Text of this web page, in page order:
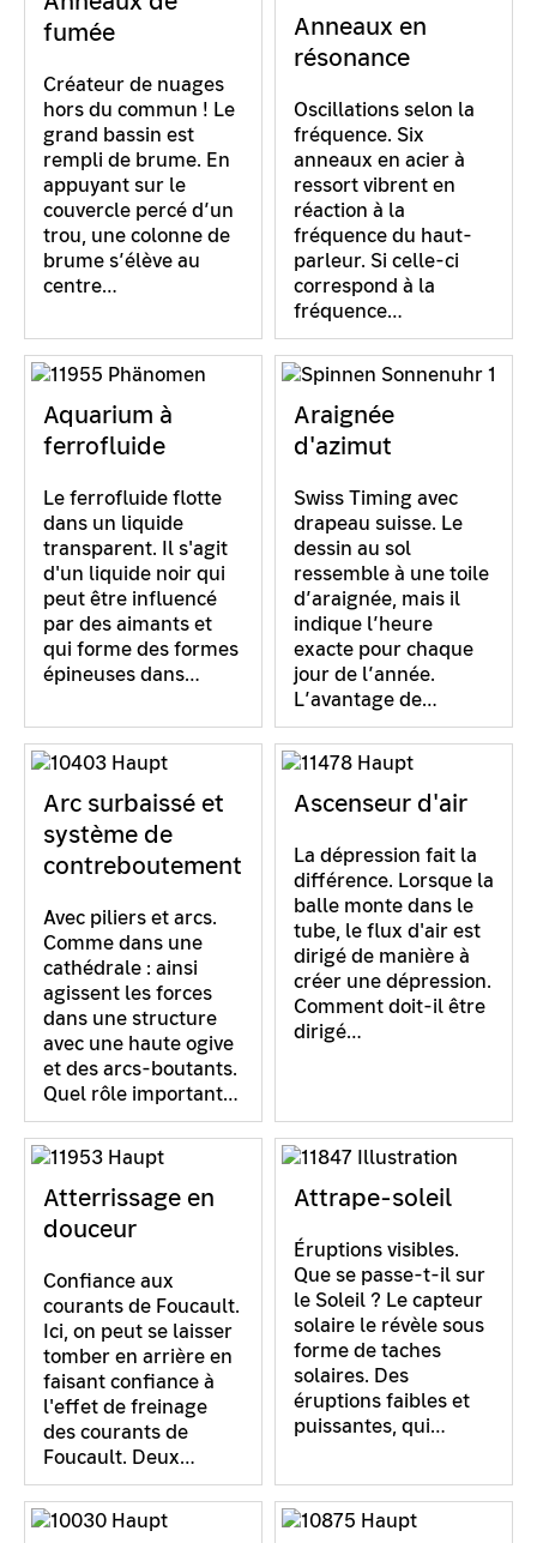
fumée
Créateur de nuages
hors du commun ! Le
grand bassin est
rempli de brume. En
appuyant sur le
couvercle percé d’un
trou, une colonne de
brume s’élève au
centre…
Anneaux en
résonance
Oscillations selon la
fréquence. Six
anneaux en acier à
ressort vibrent en
réaction à la
fréquence du haut-
parleur. Si celle-ci
correspond à la
fréquence…
Aquarium à
ferrofluide
Le ferrofluide flotte
dans un liquide
transparent. Il s'agit
d'un liquide noir qui
peut être influencé
par des aimants et
qui forme des formes
épineuses dans…
Araignée
d'azimut
Swiss Timing avec
drapeau suisse. Le
dessin au sol
ressemble à une toile
d’araignée, mais il
indique l’heure
exacte pour chaque
jour de l’année.
L’avantage de…
Arc surbaissé et
système de
contreboutement
Avec piliers et arcs.
Comme dans une
cathédrale : ainsi
agissent les forces
dans une structure
avec une haute ogive
et des arcs-boutants.
Quel rôle important…
Ascenseur d'air
La dépression fait la
différence. Lorsque la
balle monte dans le
tube, le flux d'air est
dirigé de manière à
créer une dépression.
Comment doit-il être
dirigé…
Atterrissage en
douceur
Confiance aux
courants de Foucault.
Ici, on peut se laisser
tomber en arrière en
faisant confiance à
l'effet de freinage
des courants de
Foucault. Deux…
Attrape-soleil
Éruptions visibles.
Que se passe-t-il sur
le Soleil ? Le capteur
solaire le révèle sous
forme de taches
solaires. Des
éruptions faibles et
puissantes, qui…